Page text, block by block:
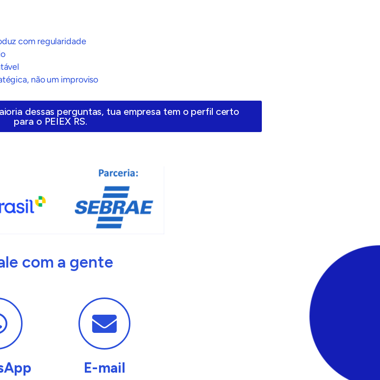
com regularidade
não um improviso
dessas perguntas, tua empresa tem o perfil certo
para o PEIEX RS.
com a gente
E-mail